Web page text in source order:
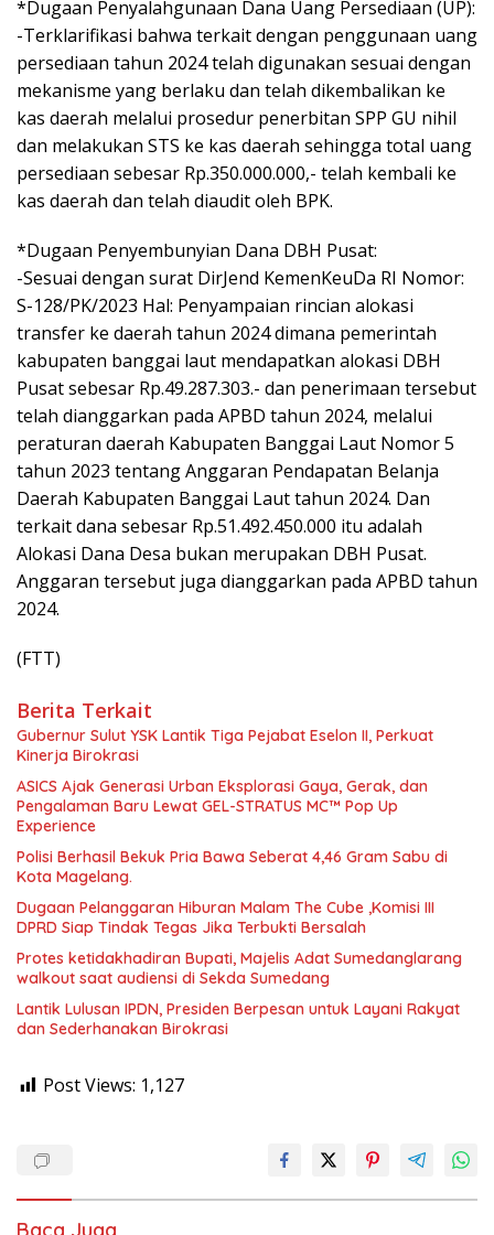
*Dugaan Penyalahgunaan Dana Uang Persediaan (UP):
-Terklarifikasi bahwa terkait dengan penggunaan uang
persediaan tahun 2024 telah digunakan sesuai dengan
mekanisme yang berlaku dan telah dikembalikan ke
kas daerah melalui prosedur penerbitan SPP GU nihil
dan melakukan STS ke kas daerah sehingga total uang
persediaan sebesar Rp.350.000.000,- telah kembali ke
kas daerah dan telah diaudit oleh BPK.
*Dugaan Penyembunyian Dana DBH Pusat:
-Sesuai dengan surat DirJend KemenKeuDa RI Nomor:
S-128/PK/2023 Hal: Penyampaian rincian alokasi
transfer ke daerah tahun 2024 dimana pemerintah
kabupaten banggai laut mendapatkan alokasi DBH
Pusat sebesar Rp.49.287.303.- dan penerimaan tersebut
telah dianggarkan pada APBD tahun 2024, melalui
peraturan daerah Kabupaten Banggai Laut Nomor 5
tahun 2023 tentang Anggaran Pendapatan Belanja
Daerah Kabupaten Banggai Laut tahun 2024. Dan
terkait dana sebesar Rp.51.492.450.000 itu adalah
Alokasi Dana Desa bukan merupakan DBH Pusat.
Anggaran tersebut juga dianggarkan pada APBD tahun
2024.
(FTT)
Berita Terkait
Gubernur Sulut YSK Lantik Tiga Pejabat Eselon II, Perkuat
Kinerja Birokrasi
ASICS Ajak Generasi Urban Eksplorasi Gaya, Gerak, dan
Pengalaman Baru Lewat GEL-STRATUS MC™ Pop Up
Experience
Polisi Berhasil Bekuk Pria Bawa Seberat 4,46 Gram Sabu di
Kota Magelang.
Dugaan Pelanggaran Hiburan Malam The Cube ,Komisi III
DPRD Siap Tindak Tegas Jika Terbukti Bersalah
Protes ketidakhadiran Bupati, Majelis Adat Sumedanglarang
walkout saat audiensi di Sekda Sumedang
Lantik Lulusan IPDN, Presiden Berpesan untuk Layani Rakyat
dan Sederhanakan Birokrasi
Post Views: 1,127